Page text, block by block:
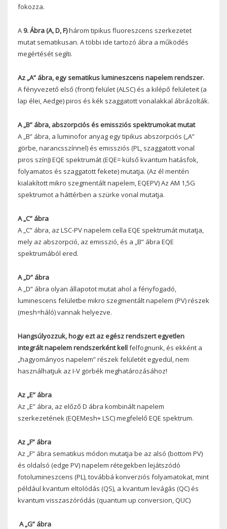
fokozza.
A 9. Ábra (A, D, F)három tipikus fluoreszcens szerkezetet
mutat sematikusan. A többi ide tartozó ábra a működés
megértését segíti.
Az „A” ábra, egy sematikus lumineszcens napelem rendszer.
A fényvezető első (front) felület (ALSC) és a kilépő felületeit (a
lap élei, Aedge) piros és kék szaggatott vonalakkal ábrázolták.
A „B” ábra, abszorpciós és emissziós spektrumokat mutat
A „B” ábra, a luminofor anyag egy tipikus abszorpciós („A”
görbe, narancsszínnel) és emissziós (PL, szaggatott vonal
piros szín)) EQE spektrumát (EQE= külső kvantum hatásfok,
folyamatos és szaggatott fekete) mutatja. (Az él mentén
kialakított mikro szegmentált napelem, EQEPV) Az AM 1,5G
spektrumot a háttérben a szürke vonal mutatja.
A „C” ábra
A „C” ábra, az LSC-PV napelem cella EQE spektrumát mutatja,
mely az abszorpció, az emisszió, és a „B” ábra EQE
spektrumából ered.
A „D” ábra
A „D” ábra olyan állapotot mutat ahol a fényfogadó,
luminescens felületbe mikro szegmentált napelem (PV) részek
(mesh=háló) vannak helyezve.
Hangsúlyozzuk, hogy ezt az egész rendszert egyetlen
integrált napelem rendszerként kellfelfognunk, és ekként a
„hagyományos napelem” részek felületét egyedül, nem
használhatjuk az I-V görbék meghatározásához!
Az „E” ábra
Az „E” ábra, az előző D ábra kombinált napelem
szerkezetének (EQEMesh+ LSC) megfelelő EQE spektrum.
Az „F” ábra
Az „F” ábra sematikus módon mutatja be az alsó (bottom PV)
és oldalsó (edge PV) napelem rétegekben lejátszódó
fotolumineszcens (PL), továbbá konverziós folyamatokat, mint
például kvantum eltolódás (QS), a kvantum levágás (QC) és
kvantum visszaszóródás (quantum up conversion, QUC)
A „G” ábra